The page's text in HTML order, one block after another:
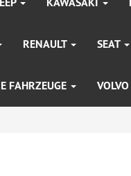
RENAULT SEAT
FAHRZEUGE VOLVO